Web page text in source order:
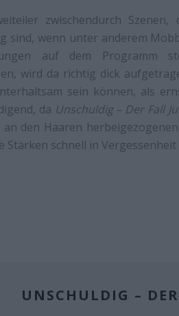
zwischendurch
sind, wenn unter anderem
auf dem Programm
wird da richtig dick
sein können, als
da Unschuldig – Der Fall
den Haaren
Stärken schnell in
UNSCHULDIG –